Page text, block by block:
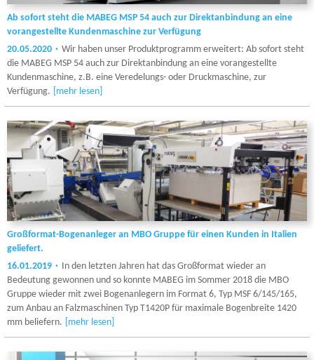
Ab sofort steht die MABEG MSP 54 auch zur Direktanbindung an eine
vorangestellte Kundenmaschine zur Verfügung
20.05.2020
Wir haben unser Produktprogramm erweitert: Ab sofort steht
die MABEG MSP 54 auch zur Direktanbindung an eine vorangestellte
Kundenmaschine, z.B. eine Veredelungs- oder Druckmaschine, zur
Verfügung.
[mehr lesen]
Großformat-Bogenanleger an MBO Gruppe für einen Kunden in Italien
geliefert.
16.01.2019
In den letzten Jahren hat das Großformat wieder an
Bedeutung gewonnen und so konnte MABEG im Sommer 2018 die MBO
Gruppe wieder mit zwei Bogenanlegern im Format 6, Typ MSF 6/145/165,
zum Anbau an Falzmaschinen Typ T1420P für maximale Bogenbreite 1420
mm beliefern.
[mehr lesen]